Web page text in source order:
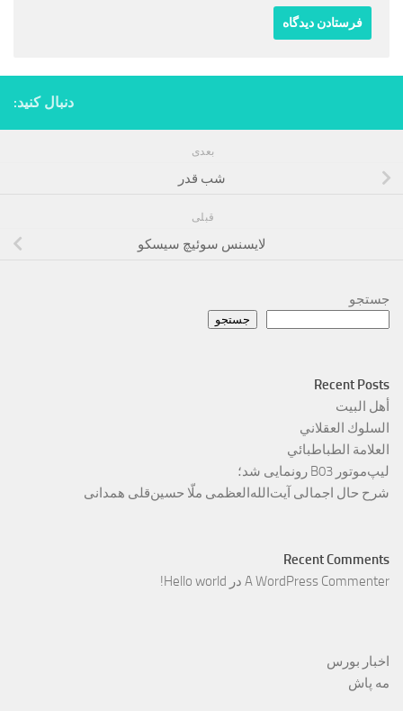
دنبال کنید:
بعدی
شب قدر
قبلی
لایسنس سوئیچ سیسکو
جستجو
جستجو
Recent Posts
أهل البيت
السلوك العقلاني
العلامة الطباطبائي
لیپ‌موتور B03 رونمایی شد؛
شرح حال اجمالی آیت‌الله‌العظمی ملّا حسین‌قلی همدانی
Recent Comments
A WordPress Commenter در Hello world!
اخبار بورس
مه پاش